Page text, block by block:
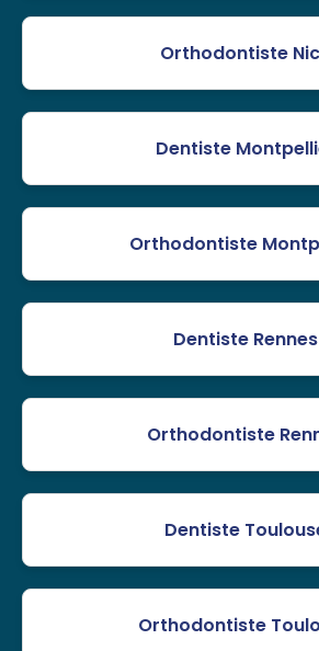
Orthodontiste
Dentiste
Orthodontiste
Dentiste Rennes
Orthodontiste
Dentiste
Orthodontiste